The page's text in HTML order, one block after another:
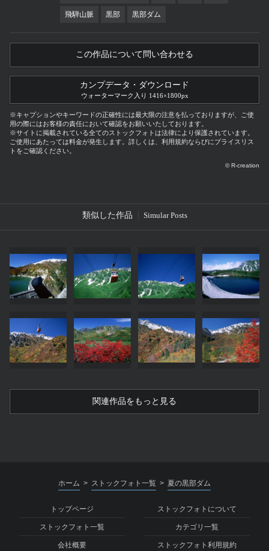
飛騨山脈 黒部 黒部ダム
この作品について問い合わせる
カンプデータ・ダウンロード
ウォーターマーク入り 1416×1800px
※キャプションやキーワードの正確性には最大限の注意を払っておりますが、ご使
用の際にはお客様の責任において確認をお願いいたしております。
※サイトに掲載されている全てのストックフォトは法律により保護されています。
ご使用にあたっては料金が発生します。詳しくは、利用規約ならびにプライスリス
トをご確認ください。
© R-creation
類似した作品 Simular Posts
関連作品をもっと見る
ホーム > ストックフォト一覧 > 夏の黒部ダム
トップページ ストックフォトについて
ストックフォト一覧 カテゴリ一覧
会社概要 ストックフォト利用規約